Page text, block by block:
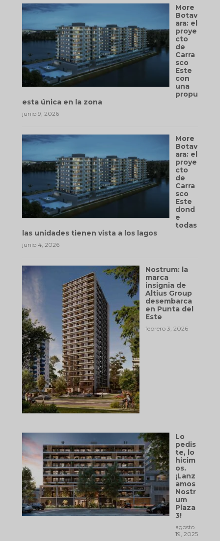
More
Botav
ara: el
proye
cto
de
Carra
sco
Este
con
una
propu
esta única en la zona
junio 9, 2026
More
Botav
ara: el
proye
cto
de
Carra
sco
Este
dond
e
todas
las unidades tienen vista a los lagos
junio 4, 2026
Nostrum: la
marca
insignia de
Altius Group
desembarca
en Punta del
Este
febrero 3, 2026
Lo
pedis
te, lo
hicim
os.
¡Lanz
amos
Nostr
um
Plaza
3!
agosto
19, 2025